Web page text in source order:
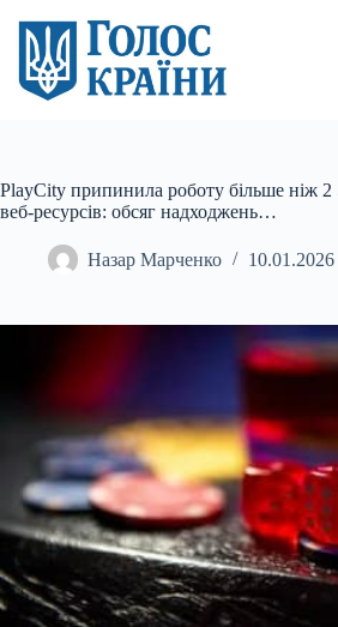
вмісту
PlayCity припинила роботу більше ніж 2
веб-ресурсів: обсяг надходжень…
Назар Марченко 10.01.2026